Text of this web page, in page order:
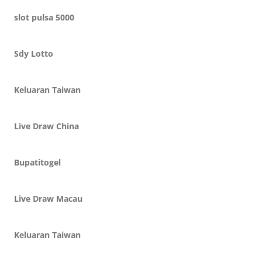
slot pulsa 5000
Sdy Lotto
Keluaran Taiwan
Live Draw China
Bupatitogel
Live Draw Macau
Keluaran Taiwan